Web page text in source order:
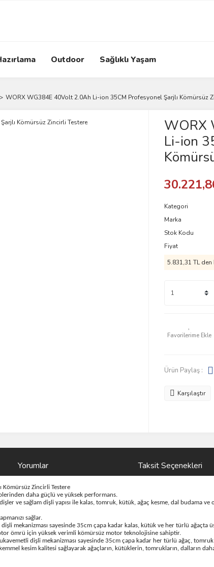
Outdoor Sağlıklı Yaşam
WORX WG384E 40Volt 2.0Ah Li-ion 35CM Profesyonel Şarjlı Kömürsüz
WORX
Li-ion
Kategori
Marka
Stok Kodu
Fiyat
5.831,31 TL
Ürün Paylaş :
Karşılaştır
Yorumlar Taksit Seçenekleri
Kömürsüz Zincirli Testere
daha güçlü ve yüksek performans.
ve sağlam dişli yapısı ile kalas, tomruk, kütük, ağaç kesme, dal budama
sağlar.
mekanizması sayesinde 35cm çapa kadar kalas, kütük ve her türlü ağaçta
ömrü için yüksek verimli kömürsüz motor teknolojisine sahiptir.
dişli mekanizması sayesinde 35cm çapa kadar her türlü ağaç,
kesim kalitesi sağlayarak ağaçların, kütüklerin, tomrukların, dalların